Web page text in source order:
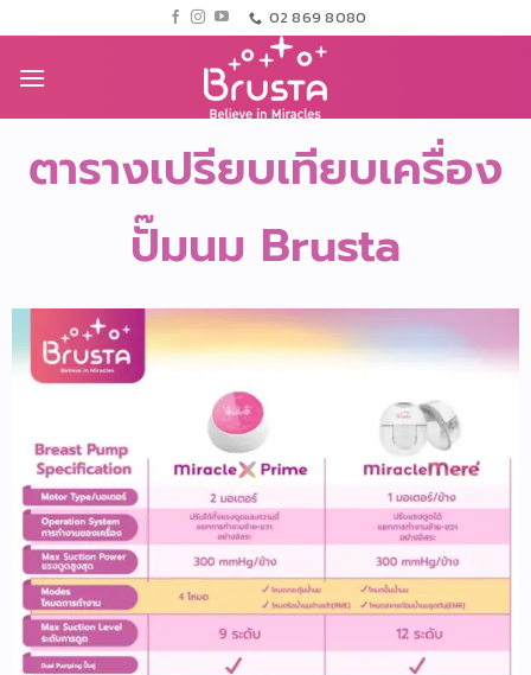
02 869 8080
ตารางเปรียบเทียบเครื่อง
ปั๊มนม Brusta